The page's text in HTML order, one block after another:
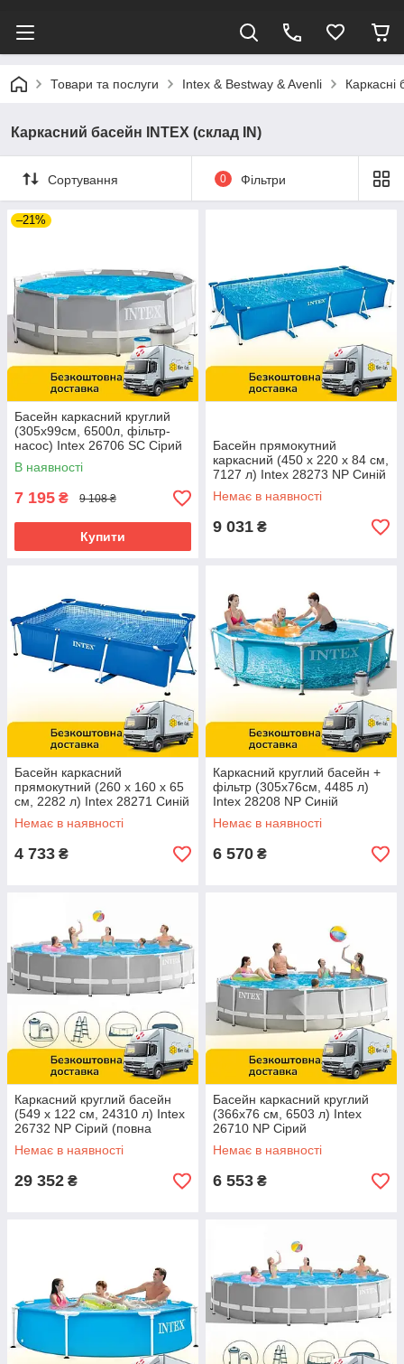
Товари та послуги Intex & Bestway & Avenli Каркасні
Каркасний басейн INTEX (склад IN)
Сортування 0 Фільтри
–21%
Басейн каркасний круглий
(305x99см, 6500л, фільтр-
насос) Intex 26706 SC Сірий
В наявності
7 195 ₴ 9 108 ₴
Купити
Басейн прямокутний
каркасний (450 x 220 x 84 см,
7127 л) Intex 28273 NP Синій
Немає в наявності
9 031 ₴
Басейн каркасний
прямокутний (260 x 160 x 65
см, 2282 л) Intex 28271 Синій
Немає в наявності
4 733 ₴
Каркасний круглий басейн +
фільтр (305х76см, 4485 л)
Intex 28208 NP Синій
Немає в наявності
6 570 ₴
Каркасний круглий басейн
(549 x 122 см, 24310 л) Intex
26732 NP Сірий (повна
комплектація)
Немає в наявності
29 352 ₴
Басейн каркасний круглий
(366x76 см, 6503 л) Intex
26710 NP Сірий
Немає в наявності
6 553 ₴